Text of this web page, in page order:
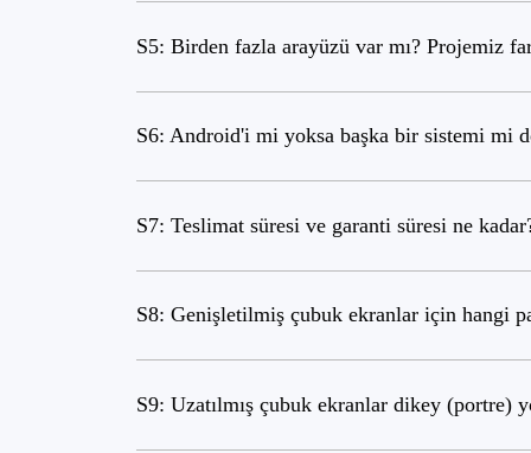
S5: Birden fazla arayüzü var mı? Projemiz
S6: Android'i mi yoksa başka bir sistemi mi
S7: Teslimat süresi ve garanti süresi ne
S8: Genişletilmiş çubuk ekranlar için hangi
S9: Uzatılmış çubuk ekranlar dikey (portre)